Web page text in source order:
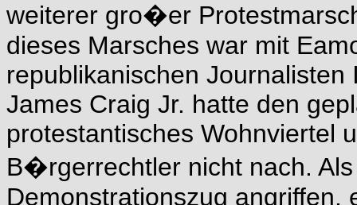
weiterer gro�er
dieses Marsches war mit
republikanischen
James Craig Jr. hatte den
protestantisches Wohnviertel
B�rgerrechtler nicht nach.
Demonstrationszug angriffen,